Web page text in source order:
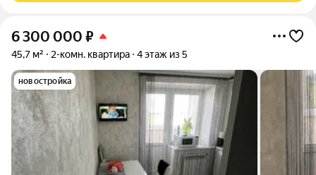
6 300 000 ₽
45,7 м² 2-комн. квартира 4 этаж из 5
новостройка